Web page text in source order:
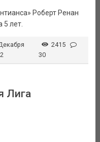
Роберт Ренан
5 лет.
2415
30
Лига